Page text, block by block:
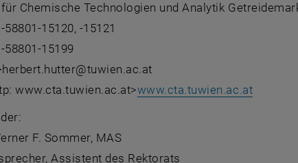
Chemische Technologien und Analytik
58801-15120, -15121
58801-15199
www.cta.tuwien.ac.at>www.cta.tuwien.ac.at
F. Sommer, MAS
Assistent des Rektorats